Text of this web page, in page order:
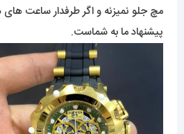
مچ جلو نمیزنه و اگر طرفدار ساعت
پیشنهاد ما به شماست.